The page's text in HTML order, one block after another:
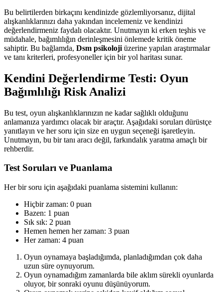
Bu belirtilerden birkaçını kendinizde gözlemliyorsanız, dijital
alışkanlıklarınızı daha yakından incelemeniz ve kendinizi
değerlendirmeniz faydalı olacaktır. Unutmayın ki erken teşhis ve
müdahale, bağımlılığın derinleşmesini önlemede kritik öneme
sahiptir. Bu bağlamda, Dsm psikoloji üzerine yapılan araştırmalar
ve tanı kriterleri, profesyoneller için bir yol haritası sunar.
Kendini Değerlendirme Testi: Oyun
Bağımlılığı Risk Analizi
Bu test, oyun alışkanlıklarınızın ne kadar sağlıklı olduğunu
anlamanıza yardımcı olacak bir araçtır. Aşağıdaki soruları dürüstçe
yanıtlayın ve her soru için size en uygun seçeneği işaretleyin.
Unutmayın, bu bir tanı aracı değil, farkındalık yaratma amaçlı bir
rehberdir.
Test Soruları ve Puanlama
Her bir soru için aşağıdaki puanlama sistemini kullanın:
Hiçbir zaman: 0 puan
Bazen: 1 puan
Sık sık: 2 puan
Hemen hemen her zaman: 3 puan
Her zaman: 4 puan
Oyun oynamaya başladığımda, planladığımdan çok daha
uzun süre oynuyorum.
Oyun oynamadığım zamanlarda bile aklım sürekli oyunlarda
oluyor, bir sonraki oyunu düşünüyorum.